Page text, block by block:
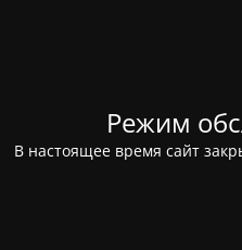
Режим
В настоящее время сайт